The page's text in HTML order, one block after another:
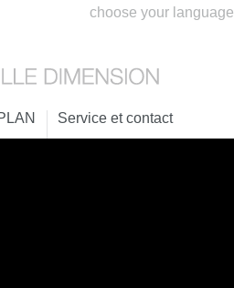
choose your language
Service et contact